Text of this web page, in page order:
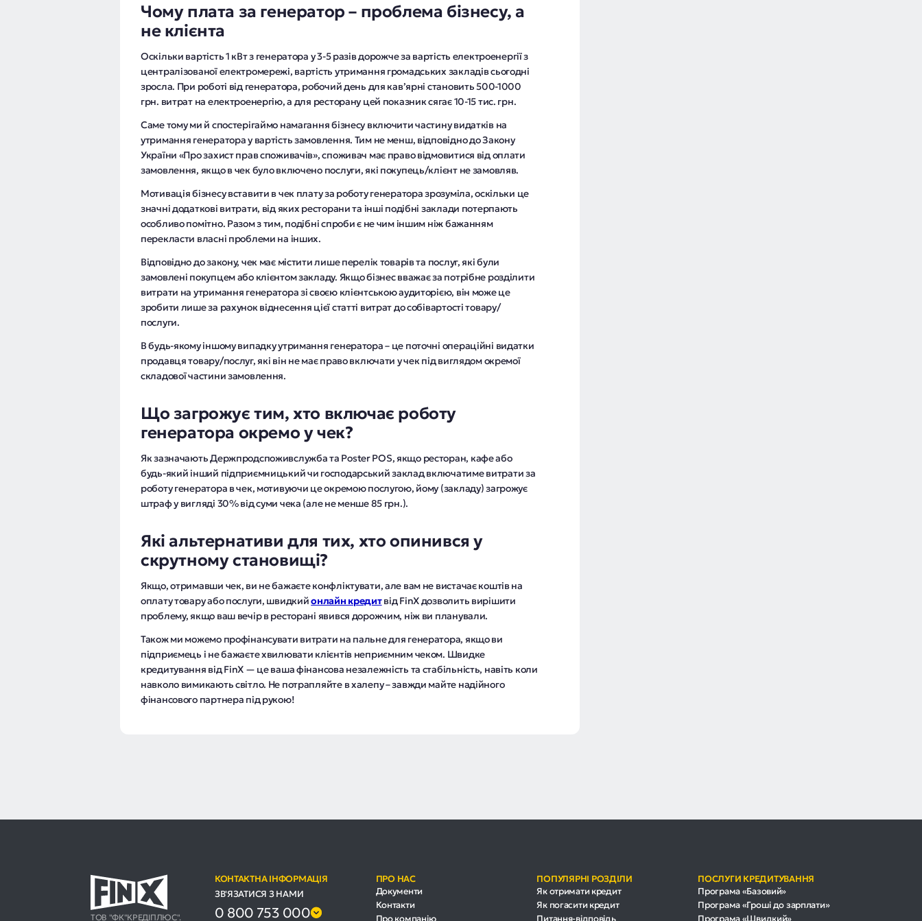
Чому плата за генератор – проблема бізнесу, а
не клієнта
Оскільки вартість 1 кВт з генератора у 3-5 разів дорожче за вартість електроенергії з
централізованої електромережі, вартість утримання громадських закладів сьогодні
зросла. При роботі від генератора, робочий день для кав’ярні становить 500-1000
грн. витрат на електроенергію, а для ресторану цей показник сягає 10-15 тис. грн.
Саме тому ми й спостерігаймо намагання бізнесу включити частину видатків на
утримання генератора у вартість замовлення. Тим не менш, відповідно до Закону
України «Про захист прав споживачів», споживач має право відмовитися від оплати
замовлення, якщо в чек було включено послуги, які покупець/клієнт не замовляв.
Мотивація бізнесу вставити в чек плату за роботу генератора зрозуміла, оскільки це
значні додаткові витрати, від яких ресторани та інші подібні заклади потерпають
особливо помітно. Разом з тим, подібні спроби є не чим іншим ніж бажанням
перекласти власні проблеми на інших.
Відповідно до закону, чек має містити лише перелік товарів та послуг, які були
замовлені покупцем або клієнтом закладу. Якщо бізнес вважає за потрібне розділити
витрати на утримання генератора зі своєю клієнтською аудиторією, він може це
зробити лише за рахунок віднесення цієї статті витрат до собівартості товару/
послуги.
В будь-якому іншому випадку утримання генератора – це поточні операційні видатки
продавця товару/послуг, які він не має право включати у чек під виглядом окремої
складової частини замовлення.
Що загрожує тим, хто включає роботу
генератора окремо у чек?
Як зазначають Держпродспоживслужба та Poster POS, якщо ресторан, кафе або
будь-який інший підприємницький чи господарський заклад включатиме витрати за
роботу генератора в чек, мотивуючи це окремою послугою, йому (закладу) загрожує
штраф у вигляді 30% від суми чека (але не менше 85 грн.).
Які альтернативи для тих, хто опинився у
скрутному становищі?
Якщо, отримавши чек, ви не бажаєте конфліктувати, але вам не вистачає коштів на
оплату товару або послуги, швидкийонлайн кредитвід FinX дозволить вирішити
проблему, якщо ваш вечір в ресторані явився дорожчим, ніж ви планували.
Також ми можемо профінансувати витрати на пальне для генератора, якщо ви
підприємець і не бажаєте хвилювати клієнтів неприємним чеком. Швидке
кредитування від FinX — це ваша фінансова незалежність та стабільність, навіть коли
навколо вимикають світло. Не потрапляйте в халепу – завжди майте надійного
фінансового партнера під рукою!
ТОВ "ФК"КРЕДІПЛЮС".
КОНТАКТНА ІНФОРМАЦІЯ
ЗВ'ЯЗАТИСЯ З НАМИ
0 800 753 000
ПРО НАС
Документи
Контакти
Про компанію
ПОПУЛЯРНІ РОЗДІЛИ
Як отримати кредит
Як погасити кредит
Питання-відповідь
ПОСЛУГИ КРЕДИТУВАННЯ
Програма «Базовий»
Програма «Гроші до зарплати»
Програма «Швидкий»